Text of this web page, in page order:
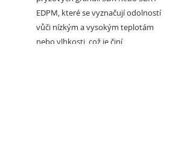
EDPM, které se vyznačují odolností
vůči nízkým a vysokým teplotám
nebo vlhkosti, což je činí